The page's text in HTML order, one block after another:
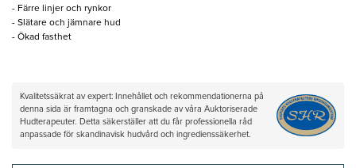
- Färre linjer och rynkor
- Slätare och jämnare hud
- Ökad fasthet
Kvalitetssäkrat av expert: Innehållet och rekommendationerna på
denna sida är framtagna och granskade av våra Auktoriserade
Hudterapeuter. Detta säkerställer att du får professionella råd
anpassade för skandinavisk hudvård och ingredienssäkerhet.